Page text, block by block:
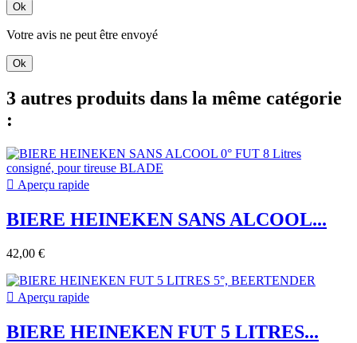
Ok
Votre avis ne peut être envoyé
Ok
3 autres produits dans la même catégorie
:
 Aperçu rapide
BIERE HEINEKEN SANS ALCOOL...
42,00 €
 Aperçu rapide
BIERE HEINEKEN FUT 5 LITRES...